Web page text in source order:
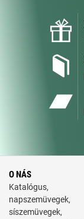
O NÁS
Katalógus,
napszemüvegek,
síszemüvegek,